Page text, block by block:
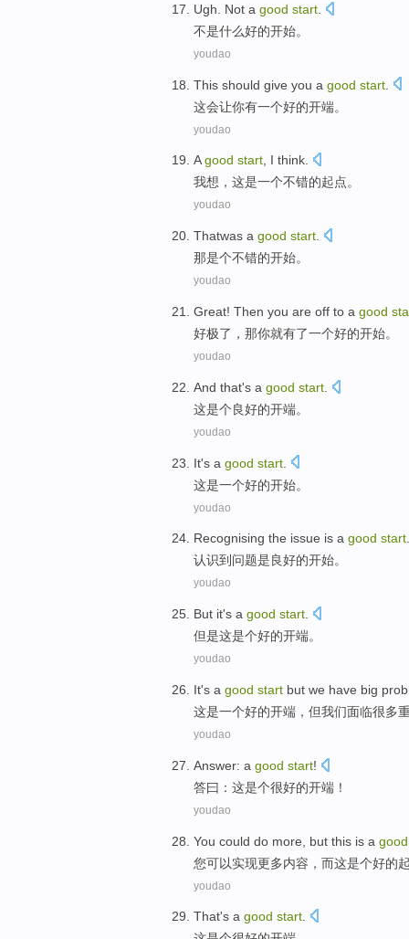
Ugh . Not a good start
不是什么好的开始。
youdao
This should give you a good start
这会让你有一个好的开端。
youdao
A good start, I think.
我想 ， 这是一个不错的起点。
youdao
Thatwas a good start
那是个不错的开始。
youdao
Great! Then you are off to a good
好极了， 那你就有了一个好的开始。
youdao
And that's a good start
这是个良好的开端。
youdao
It's a good start
这是一个好的开始。
youdao
Recognising the issue is a good start.
认识到 问题是良好的开始。
youdao
But it's a good start
但是这是个好的开端。
youdao
It's a good start but we have big
这是一个好的开端 ， 但我们面临很多
youdao
Answer: a good start!
答曰 ： 这是个很好的开端 ！
youdao
You could do more but this is a good
您可以实现更多内容 ， 而这是个好的
youdao
That's a good start.